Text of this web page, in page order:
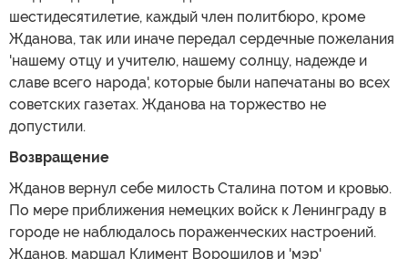
шестидесятилетие, каждый член политбюро, кроме
Жданова, так или иначе передал сердечные пожелания
'нашему отцу и учителю, нашему солнцу, надежде и
славе всего народа', которые были напечатаны во всех
советских газетах. Жданова на торжество не
допустили.
Возвращение
Жданов вернул себе милость Сталина потом и кровью.
По мере приближения немецких войск к Ленинграду в
городе не наблюдалось пораженческих настроений.
Жданов, маршал Климент Ворошилов и 'мэр'